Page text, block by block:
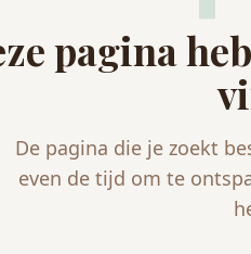
pagina
De pagina die je zoekt
even de tijd om te